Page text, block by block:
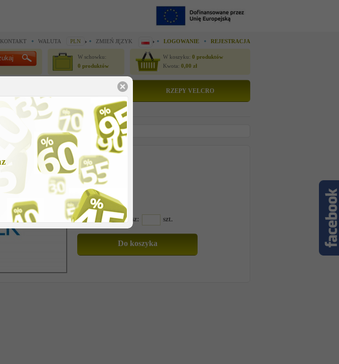
KONTAKT WALUTA PLN ZMIEŃ JĘZYK LOGOWANIE REJESTRACJA
W schowku:
0 produktów
W koszyku: 0 produktów
Kwota: 0,00 zł
RZEPY VELCRO
Adler > bushing
Cena netto
Zapytaj o cenę
Nr kat:D-0504-100180
Ile sztuk zamawiasz: szt.